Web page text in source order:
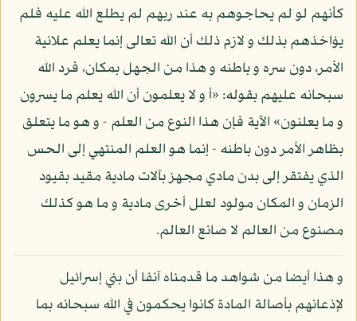
كأنهم لو لم يحاجوهم به عند ربهم لم يطلع الله عليه فلم
يؤاخذهم بذلك و لازم ذلك أن الله تعالى إنما يعلم علانية
الأمر، دون سره و باطنه و هذا من الجهل بمكان، فرد الله
سبحانه عليهم بقوله: «أ و لا يعلمون أن الله يعلم ما يسرون
و ما يعلنون» الآية فإن هذا النوع من العلم - و هو ما يتعلق
بظاهر الأمر دون باطنه - إنما هو العلم المنتهي إلى الحس
الذي يفتقر إلى بدن مادي مجهز بآلات مادية مقيد بقيود
الزمان و المكان مولود لعلل أخرى مادية و ما هو كذلك
مصنوع من العالم لا صانع العالم.
و هذا أيضا من شواهد ما قدمناه آنفا أن بني إسرائيل
لإذعانهم بأصالة المادة كانوا يحكمون في الله سبحانه بما